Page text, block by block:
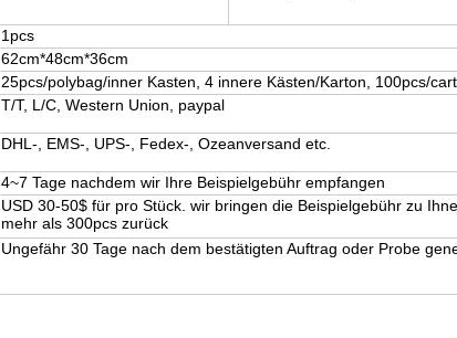
1pcs
62cm*48cm*36cm
25pcs/polybag/inner Kasten, 4 innere Kästen/Karton, 100pcs/
T/T, L/C, Western Union, paypal
DHL-, EMS-, UPS-, Fedex-, Ozeanversand etc.
4~7 Tage nachdem wir Ihre Beispielgebühr empfangen
USD 30-50$ für pro Stück. wir bringen die Beispielgebühr zu
mehr als 300pcs zurück
Ungefähr 30 Tage nach dem bestätigten Auftrag oder Probe